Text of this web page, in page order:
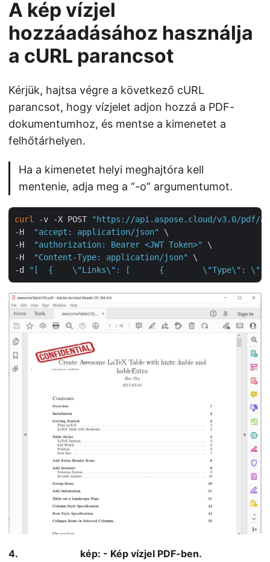
A kép vízjel
hozzáadásához használja
a cURL parancsot
Kérjük, hajtsa végre a következő cURL
parancsot, hogy vízjelet adjon hozzá a PDF-
dokumentumhoz, és mentse a kimenetet a
felhőtárhelyen.
Ha a kimenetet helyi meghajtóra kell
mentenie, adja meg a “-o” argumentumot.
curl -v -X POST
"https://api.aspose.cloud/v3.0/pdf/
-H
"accept: application/json"
\
-H
"authorization: Bearer <JWT Token>"
\
-H
"Content-Type: application/json"
\
-d
"[  {    \"Links\": [      {        \"Type\":
kép: - Kép vízjel PDF-ben.